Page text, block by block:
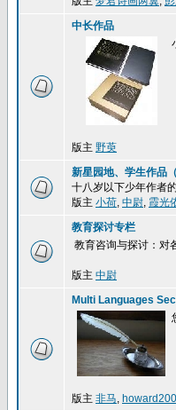
中长作品
版主 野萸
新星园地、学生作品
十八岁以下少年作者
版主 小荷, 中尉, 霞光
教育探讨专栏
教育咨询与探讨：对
版主 中尉
Multi Languages
版主 非马,